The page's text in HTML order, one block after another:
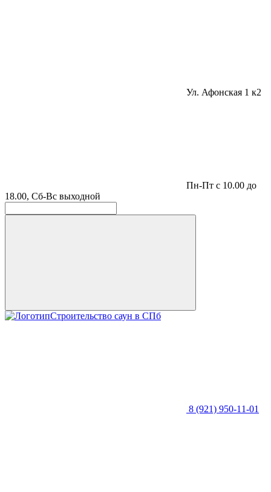
Ул. Афонская 1 к2
Пн-Пт с 10.00 до
18.00, Сб-Вс выходной
Строительство саун в СПб
8 (921) 950-11-01